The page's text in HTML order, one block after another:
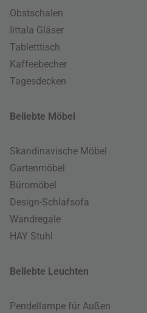
Obstschalen
Iittala Gläser
Tabletttisch
Kaffeebecher
Tagesdecken
Beliebte Möbel
Skandinavische Möbel
Gartenmöbel
Büromöbel
Design-Schlafsofa
Wandregale
HAY Stuhl
Beliebte Leuchten
Pendellampe für Außen